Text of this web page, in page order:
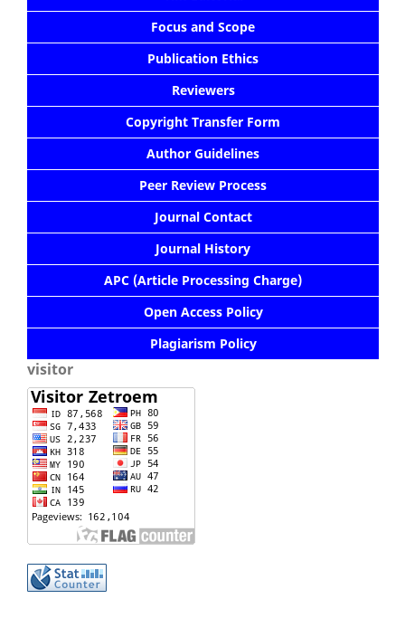
Focus and Scope
Publication Ethics
Reviewers
Copyright Transfer Form
Author Guidelines
Peer Review Process
Journal Contact
Journal History
APC (Article Processing Charge)
Open Access Policy
Plagiarism Policy
visitor